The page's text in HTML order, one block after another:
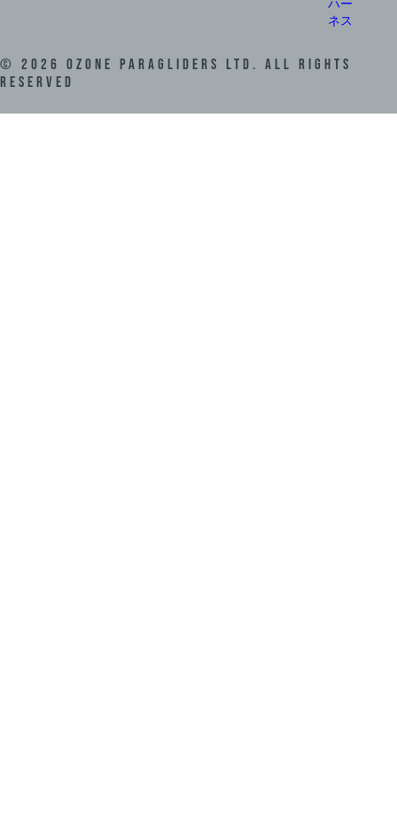
ハー
ネス
© 2026 Ozone Paragliders LTD. All Rights
Reserved